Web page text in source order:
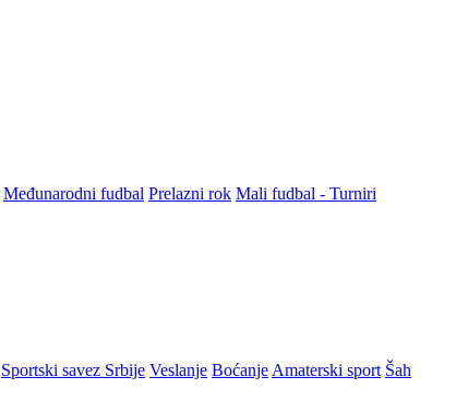
Međunarodni fudbal Prelazni rok Mali fudbal - Turniri
Sportski savez Srbije Veslanje Boćanje Amaterski sport Šah